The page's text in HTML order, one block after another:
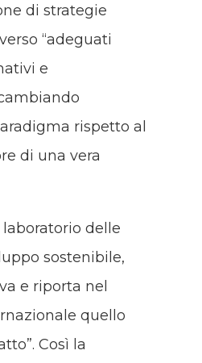
di strategie
“adeguati
e
rispetto al
di una vera
laboratorio delle
sostenibile,
e riporta nel
quello
Così la